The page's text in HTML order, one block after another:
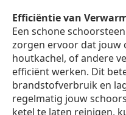
Efficiëntie van
Een schone
zorgen ervoor dat jouw
houtkachel, of andere
efficiënt werken. Dit
brandstofverbruik en
regelmatig jouw
ketel te laten reinigen,